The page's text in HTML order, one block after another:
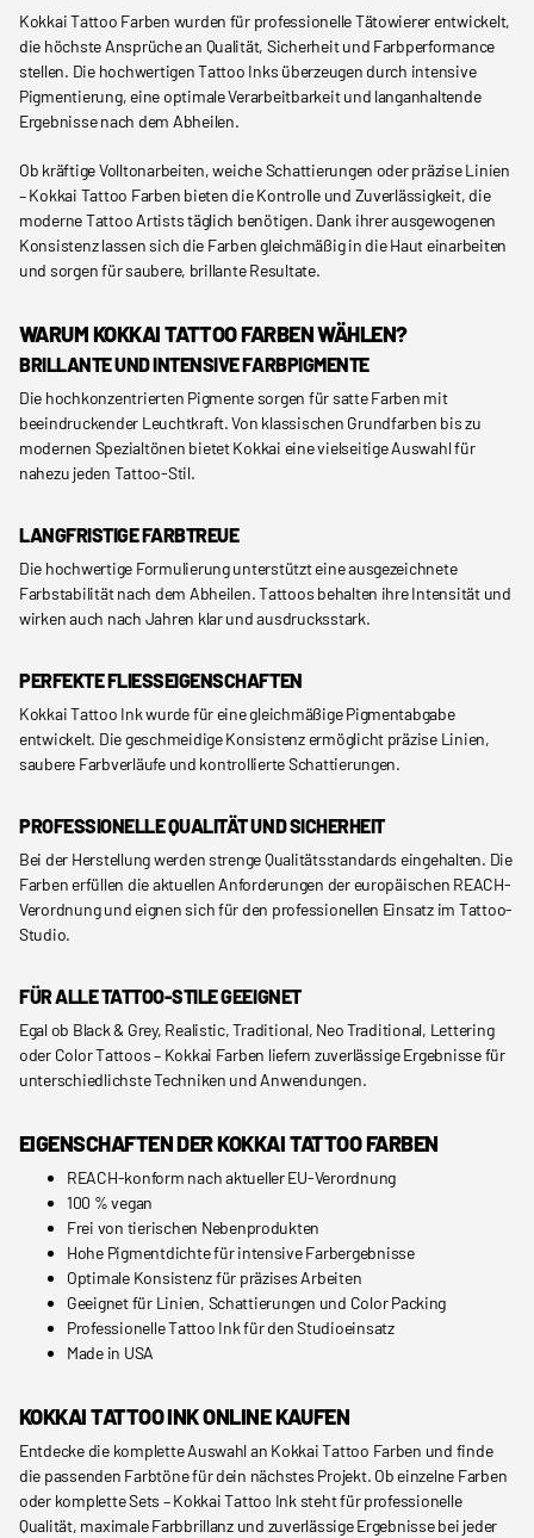
Kokkai Tattoo Farben wurden für professionelle Tätowierer entwickelt,
die höchste Ansprüche an Qualität, Sicherheit und Farbperformance
stellen. Die hochwertigen Tattoo Inks überzeugen durch intensive
Pigmentierung, eine optimale Verarbeitbarkeit und langanhaltende
Ergebnisse nach dem Abheilen.
Ob kräftige Volltonarbeiten, weiche Schattierungen oder präzise Linien
– Kokkai Tattoo Farben bieten die Kontrolle und Zuverlässigkeit, die
moderne Tattoo Artists täglich benötigen. Dank ihrer ausgewogenen
Konsistenz lassen sich die Farben gleichmäßig in die Haut einarbeiten
und sorgen für saubere, brillante Resultate.
WARUM KOKKAI TATTOO FARBEN WÄHLEN?
BRILLANTE UND INTENSIVE FARBPIGMENTE
Die hochkonzentrierten Pigmente sorgen für satte Farben mit
beeindruckender Leuchtkraft. Von klassischen Grundfarben bis zu
modernen Spezialtönen bietet Kokkai eine vielseitige Auswahl für
nahezu jeden Tattoo-Stil.
LANGFRISTIGE FARBTREUE
Die hochwertige Formulierung unterstützt eine ausgezeichnete
Farbstabilität nach dem Abheilen. Tattoos behalten ihre Intensität und
wirken auch nach Jahren klar und ausdrucksstark.
PERFEKTE FLIESSEIGENSCHAFTEN
Kokkai Tattoo Ink wurde für eine gleichmäßige Pigmentabgabe
entwickelt. Die geschmeidige Konsistenz ermöglicht präzise Linien,
saubere Farbverläufe und kontrollierte Schattierungen.
PROFESSIONELLE QUALITÄT UND SICHERHEIT
Bei der Herstellung werden strenge Qualitätsstandards eingehalten. Die
Farben erfüllen die aktuellen Anforderungen der europäischen REACH-
Verordnung und eignen sich für den professionellen Einsatz im Tattoo-
Studio.
FÜR ALLE TATTOO-STILE GEEIGNET
Egal ob Black & Grey, Realistic, Traditional, Neo Traditional, Lettering
oder Color Tattoos – Kokkai Farben liefern zuverlässige Ergebnisse für
unterschiedlichste Techniken und Anwendungen.
EIGENSCHAFTEN DER KOKKAI TATTOO FARBEN
REACH-konform nach aktueller EU-Verordnung
100 % vegan
Frei von tierischen Nebenprodukten
Hohe Pigmentdichte für intensive Farbergebnisse
Optimale Konsistenz für präzises Arbeiten
Geeignet für Linien, Schattierungen und Color Packing
Professionelle Tattoo Ink für den Studioeinsatz
Made in USA
KOKKAI TATTOO INK ONLINE KAUFEN
Entdecke die komplette Auswahl an Kokkai Tattoo Farben und finde
die passenden Farbtöne für dein nächstes Projekt. Ob einzelne Farben
oder komplette Sets – Kokkai Tattoo Ink steht für professionelle
Qualität, maximale Farbbrillanz und zuverlässige Ergebnisse bei jeder